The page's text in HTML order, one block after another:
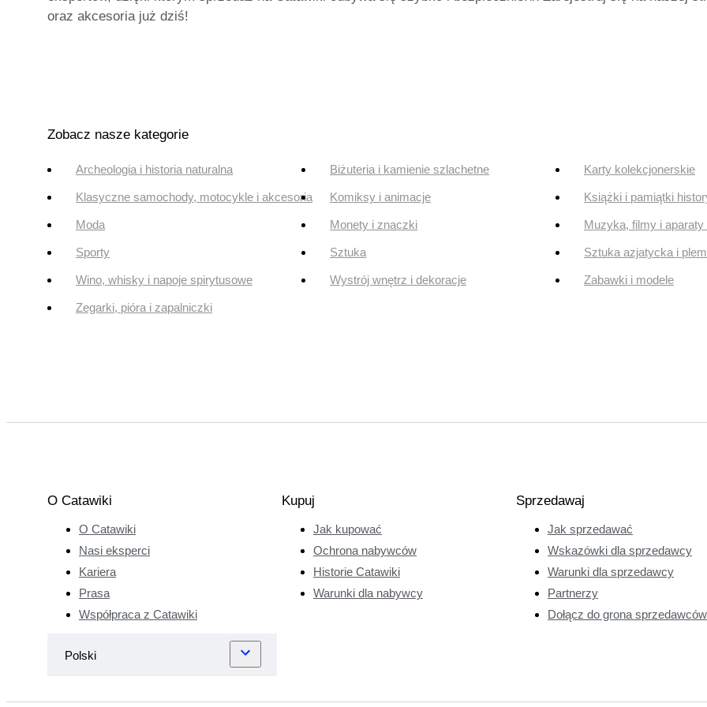
oraz akcesoria już dziś!
Zobacz nasze kategorie
Archeologia i historia naturalna Biżuteria i kamienie szlachetne Karty kolekcjonerskie
Klasyczne samochody, motocykle i akcesoria Komiksy i animacje Książki i pamiątki
Moda Monety i znaczki Muzyka, filmy i aparaty
Sporty Sztuka Sztuka azjatycka i
Wino, whisky i napoje spirytusowe Wystrój wnętrz i dekoracje Zabawki i modele
Zegarki, pióra i zapalniczki
O Catawiki
O Catawiki
Nasi eksperci
Kariera
Prasa
Współpraca z Catawiki
Kupuj
Jak kupować
Ochrona nabywców
Historie Catawiki
Warunki dla nabywcy
Sprzedawaj
Jak sprzedawać
Wskazówki dla sprzedawcy
Warunki dla sprzedawcy
Partnerzy
Dołącz do grona